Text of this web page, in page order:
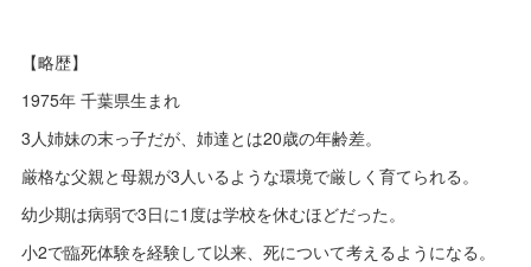
【略歴】
1975年 千葉県生まれ
3人姉妹の末っ子だが、姉達とは20歳の年齢差。
厳格な父親と母親が3人いるような環境で厳しく育てられる。
幼少期は病弱で3日に1度は学校を休むほどだった。
小2で臨死体験を経験して以来、死について考えるようになる。